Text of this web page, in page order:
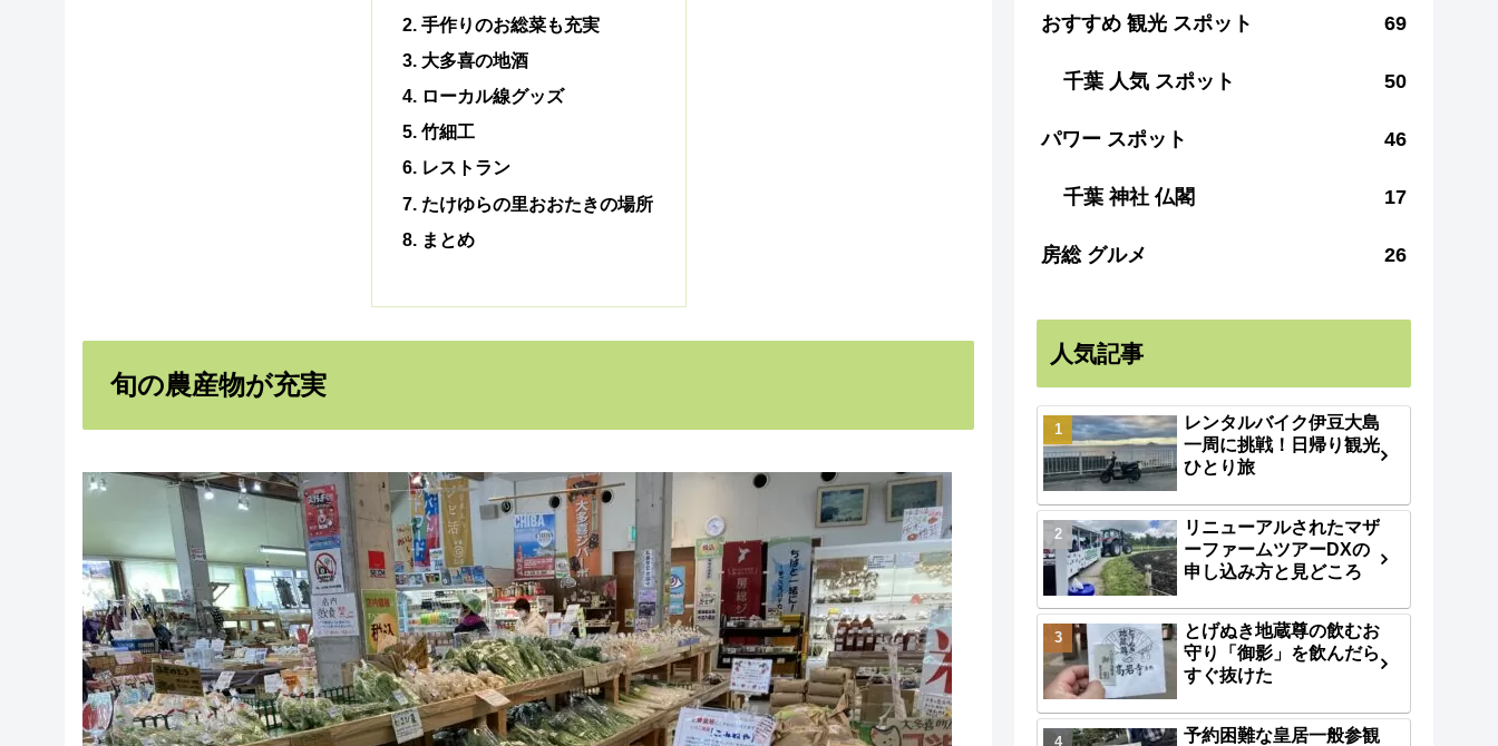
手作りのお総菜も充実
大多喜の地酒
ローカル線グッズ
竹細工
レストラン
たけゆらの里おおたきの場所
まとめ
旬の農産物が充実
おすすめ 観光 スポット 69
千葉 人気 スポット 50
パワー スポット 46
千葉 神社 仏閣 17
房総 グルメ 26
人気記事
レンタルバイク伊豆大島
一周に挑戦！日帰り観光
ひとり旅
リニューアルされたマザ
ーファームツアーDXの
申し込み方と見どころ
とげぬき地蔵尊の飲むお
守り「御影」を飲んだら
すぐ抜けた
予約困難な皇居一般参観